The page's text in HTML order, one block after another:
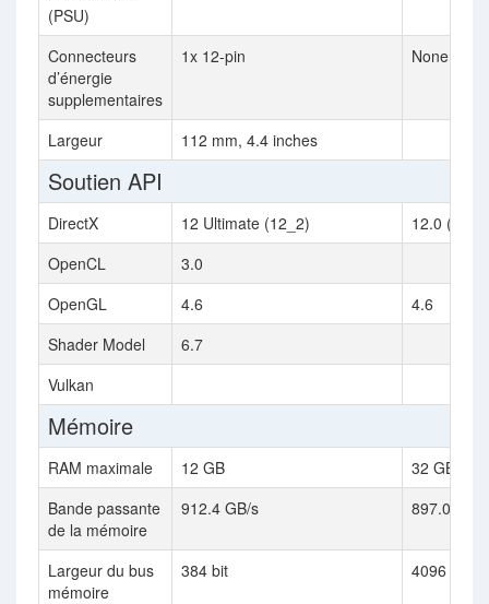
(PSU)
Connecteurs
d’énergie
supplementaires
1x 12-pin None
Largeur 112 mm, 4.4 inches
Soutien API
DirectX 12 Ultimate (12_2)
12.0
OpenCL
3.0
OpenGL
4.6
4.6
Shader Model
6.7
Vulkan
Mémoire
RAM maximale 12 GB
32 GB
Bande passante
de la mémoire
912.4 GB/s 897.0 GB
Largeur du bus
mémoire
384 bit 4096 Bit